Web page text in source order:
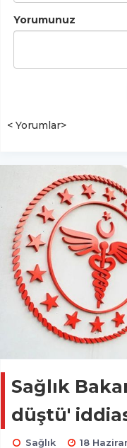
Yorumunuz
< Yorumlar>
Sağlık
düştü'
Sağlık 18